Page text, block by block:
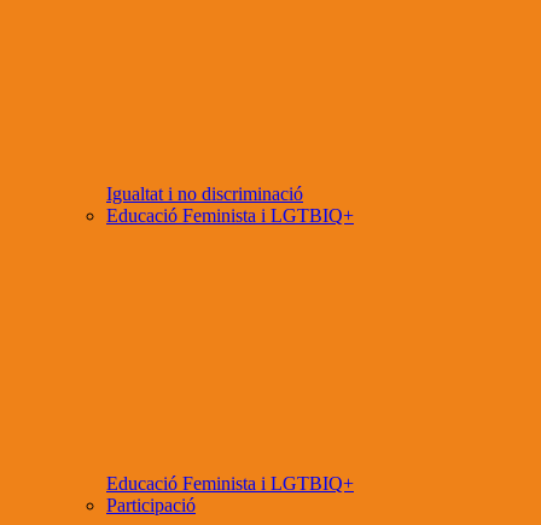
Igualtat i no discriminació
Educació Feminista i LGTBIQ+
Educació Feminista i LGTBIQ+
Participació